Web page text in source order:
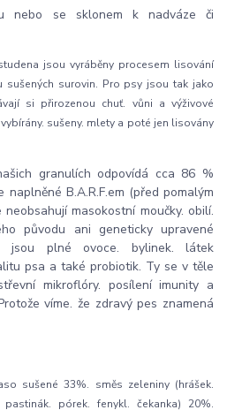
nebo se sklonem k nadváze či
jsou vyráběny procesem lisování
sušených surovin. Pro psy jsou tak jako
si přirozenou chuť. vůni a výživové
sušeny. mlety a poté jen lisovány
granulích odpovídá cca 86 %
B.A.R.F.em (před pomalým
masokostní moučky. obilí.
původu ani geneticky upravené
jsou plné ovoce. bylinek. látek
psa a také probiotik. Ty se v těle
mikroflóry. posílení imunity a
víme. že zdravý pes znamená
sušené 33%. směs zeleniny (hrášek.
pórek. fenykl. čekanka) 20%.